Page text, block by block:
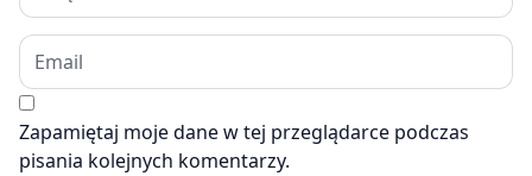
Zapamiętaj moje dane w tej przeglądarce podczas
pisania kolejnych komentarzy.